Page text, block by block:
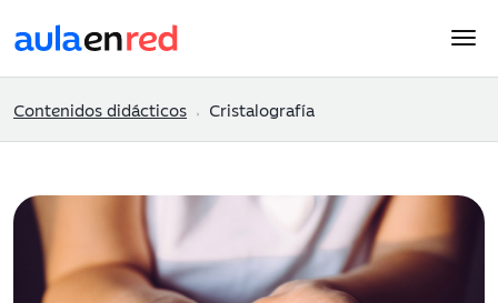
Contenidos didácticos Cristalografía